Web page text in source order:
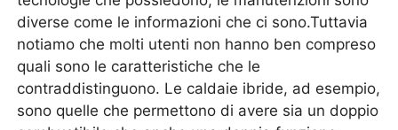
diverse come le informazioni che ci sono.Tuttavia
notiamo che molti utenti non hanno ben compreso
quali sono le caratteristiche che le
contraddistinguono. Le caldaie ibride, ad esempio,
sono quelle che permettono di avere sia un doppio